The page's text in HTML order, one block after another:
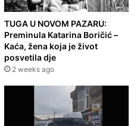
TUGA U NOVOM PAZARU:
Preminula Katarina Boričić –
Kaća, žena koja je život
posvetila dje
2 weeks ago